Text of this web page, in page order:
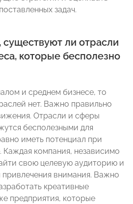
задач.
существуют ли отрасли
которые бесполезно
и среднем бизнесе, то
нет. Важно правильно
Отрасли и сферы
бесполезными для
иметь потенциал при
Каждая компания, независимо
свою целевую аудиторию и
внимания. Важно
креативные
предприятия, которые